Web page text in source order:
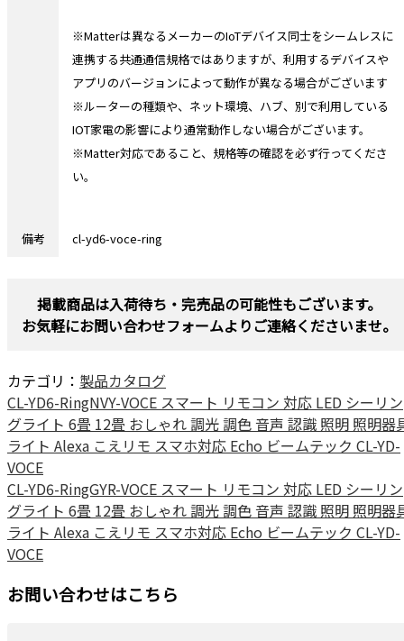
※Matterは異なるメーカーのIoTデバイス同士をシームレスに
連携する共通通信規格ではありますが、利用するデバイスや
アプリのバージョンによって動作が異なる場合がございます
※ルーターの種類や、ネット環境、ハブ、別で利用している
IOT家電の影響により通常動作しない場合がございます。
※Matter対応であること、規格等の確認を必ず行ってくださ
い。
備考 cl-yd6-voce-ring
掲載商品は入荷待ち・完売品の可能性もございます。
お気軽にお問い合わせフォームよりご連絡くださいませ。
カテゴリ： 製品カタログ
CL-YD6-RingNVY-VOCE スマート リモコン 対応 LED シーリン
グライト 6畳 12畳 おしゃれ 調光 調色 音声 認識 照明 照明器
ライト Alexa こえリモ スマホ対応 Echo ビームテック CL-YD-
VOCE
CL-YD6-RingGYR-VOCE スマート リモコン 対応 LED シーリン
グライト 6畳 12畳 おしゃれ 調光 調色 音声 認識 照明 照明器
ライト Alexa こえリモ スマホ対応 Echo ビームテック CL-YD-
VOCE
お問い合わせはこちら